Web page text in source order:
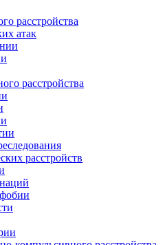
расстройства
атак
расстройства
расстройств